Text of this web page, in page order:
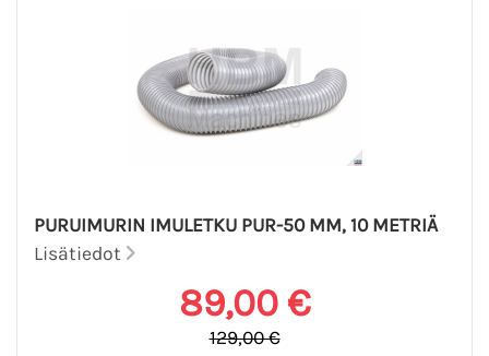
PURUIMURIN IMULETKU PUR-50 MM, 10 METRIÄ
Lisätiedot
89,00 €
129,00 €